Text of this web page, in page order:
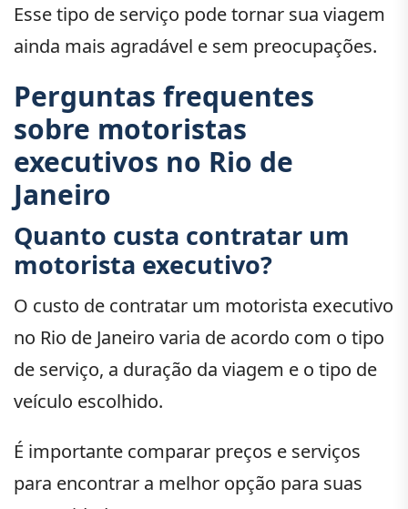
Esse tipo de serviço pode tornar sua viagem
ainda mais agradável e sem preocupações.
Perguntas frequentes
sobre motoristas
executivos no Rio de
Janeiro
Quanto custa contratar um
motorista executivo?
O custo de contratar um motorista executivo
no Rio de Janeiro varia de acordo com o tipo
de serviço, a duração da viagem e o tipo de
veículo escolhido.
É importante comparar preços e serviços
para encontrar a melhor opção para suas